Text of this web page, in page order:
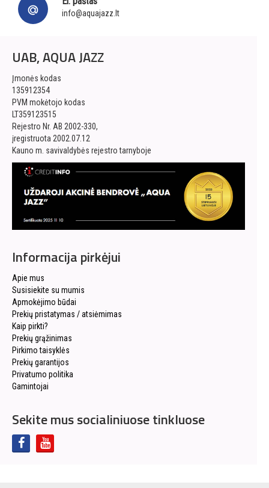
info@aquajazz.lt
UAB, AQUA JAZZ
Įmonės kodas
135912354
PVM mokėtojo kodas
LT359123515
Rejestro Nr. AB 2002-330,
įregistruota 2002.07.12
Kauno m. savivaldybės rejestro tarnyboje
Informacija pirkėjui
Apie mus
Susisiekite su mumis
Apmokėjimo būdai
Prekių pristatymas / atsiėmimas
Kaip pirkti?
Prekių grąžinimas
Pirkimo taisyklės
Prekių garantijos
Privatumo politika
Gamintojai
Sekite mus socialiniuose tinkluose